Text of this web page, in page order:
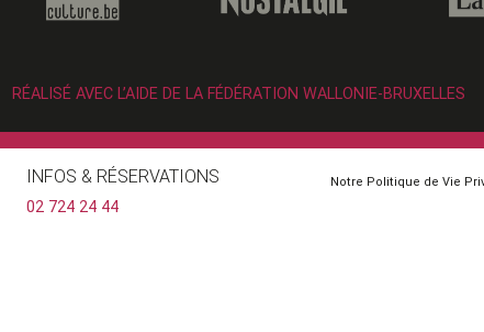
RÉALISÉ AVEC L’AIDE DE LA FÉDÉRATION WALLONIE-BRUXELLES
INFOS & RÉSERVATIONS
02 724 24 44
Notre Politique de Vie